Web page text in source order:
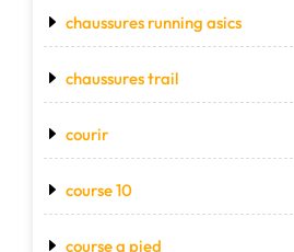
chaussures running asics
chaussures trail
courir
course 10
course a pied